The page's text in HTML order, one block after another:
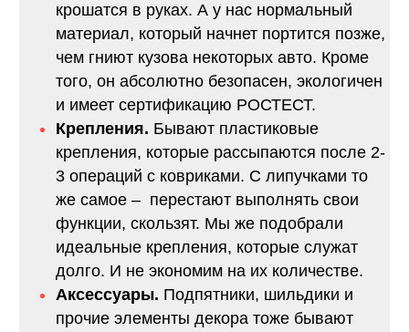
крошатся в руках. А у нас нормальный
материал, который начнет портится позже,
чем гниют кузова некоторых авто. Кроме
того, он абсолютно безопасен, экологичен
и имеет сертификацию РОСТЕСТ.
Крепления. Бывают пластиковые
крепления, которые рассыпаются после 2-
3 операций с ковриками. С липучками то
же самое – перестают выполнять свои
функции, скользят. Мы же подобрали
идеальные крепления, которые служат
долго. И не экономим на их количестве.
Аксессуары. Подпятники, шильдики и
прочие элементы декора тоже бывают